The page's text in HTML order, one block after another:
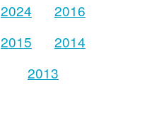
2024
2016
2015
2014
2013